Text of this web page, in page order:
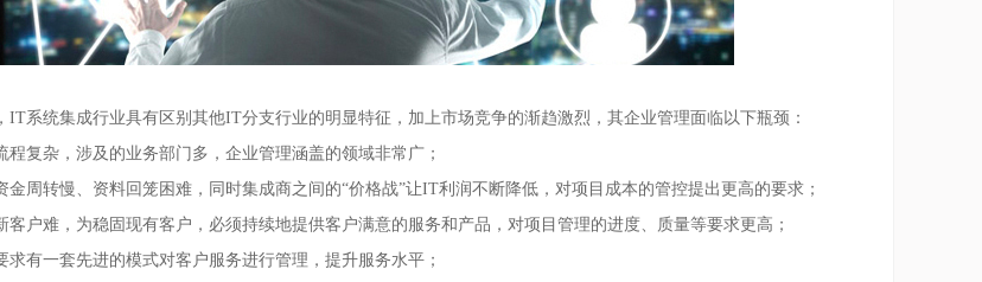
系统集成行业具有区别其他IT分支行业的明显特征，加上市场竞争的渐趋激烈，其企业管理面临以下瓶颈：
复杂，涉及的业务部门多，企业管理涵盖的领域非常广；
周转慢、资料回笼困难，同时集成商之间的“价格战”让IT利润不断降低，对项目成本的管控提出更高的要求；
客户难，为稳固现有客户，必须持续地提供客户满意的服务和产品，对项目管理的进度、质量等要求更高；
求有一套先进的模式对客户服务进行管理，提升服务水平；